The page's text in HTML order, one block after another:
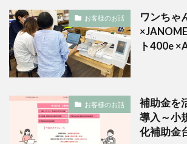
お客様のお話
ワンちゃ
ト400e
お客様のお話
補助金を
導入～小
化補助金